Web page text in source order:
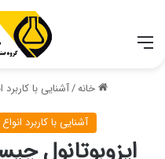
خانه/آشنایی با کاربرد
آشنایی با کاربرد
با توجه به شرایط اخیر
همچنان با تمام